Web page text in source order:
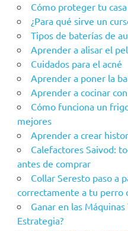
Cómo proteger tu
¿Para qué sirve un
Tipos de baterías de
Aprender a alisar el
Cuidados para el acné
Aprender a poner la
Aprender a cocinar
Cómo funciona un
mejores
Aprender a crear
Calefactores Saivod:
antes de comprar
Collar Seresto paso a
correctamente a tu perro
Ganar en las
Estrategia?